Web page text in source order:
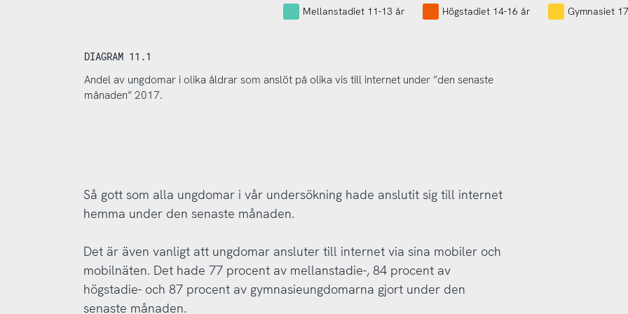
Mellanstadiet 11-13 år Högstadiet 14-16 år Gymnasiet
DIAGRAM 11.1
Andel av ungdomar i olika åldrar som anslöt på olika vis till internet under ”den senaste
månaden” 2017.
Så gott som alla ungdomar i vår undersökning hade anslutit sig till internet
hemma under den senaste månaden.
Det är även vanligt att ungdomar ansluter till internet via sina mobiler och
mobilnäten. Det hade 77 procent av mellanstadie-, 84 procent av
högstadie- och 87 procent av gymnasieungdomarna gjort under den
senaste månaden.